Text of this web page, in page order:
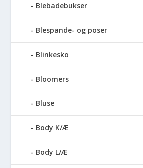
Blebadebukser
Blespande- og poser
Blinkesko
Bloomers
Bluse
Body K/Æ
Body L/Æ